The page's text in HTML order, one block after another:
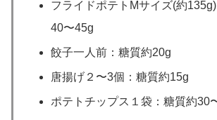
フライドポテトMサイズ(約
40〜45g
餃子一人前：糖質約20g
唐揚げ２〜3個：糖質約15g
ポテトチップス１袋：糖質約30